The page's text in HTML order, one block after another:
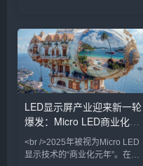
业显示领域的渗透率首次突破
35%，较去年同期增长12个百
分点。三星、TCL、京东方等头
部厂商纷纷推出搭载自研Mini
LED驱动方案的巨幕产品，亮度
均匀性与对比度达到新高度。与
此同时，Micro LED技术从实验
室走向中试线，苹果、索尼、利
Mic
LED显示屏产业迎来新一轮
爆发：Micro LED商业化提
速，户外广告市场重构
<br />2025年被视为Micro LED
显示技术的“商业化元年”。在过